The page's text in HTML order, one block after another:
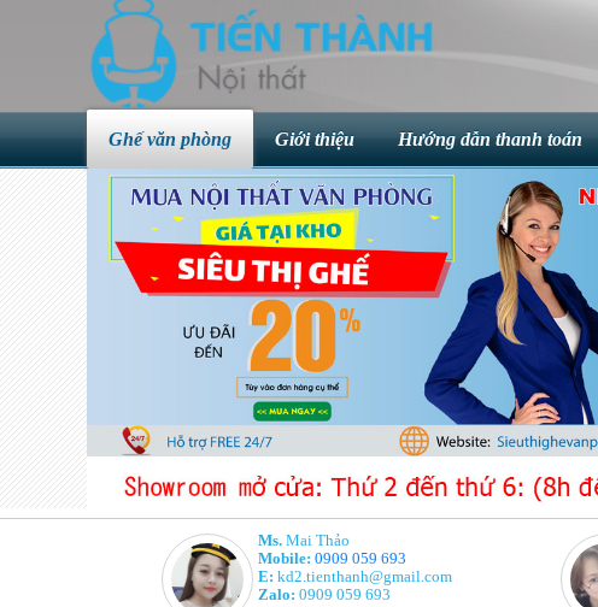
Ghế văn phòng Giới thiệu Hướng dẫn thanh toán
Ms. Mai Thảo
Mobile:0909 059 693
E: kd2.tienthanh@gmail.com
Zalo: 0909 059 693